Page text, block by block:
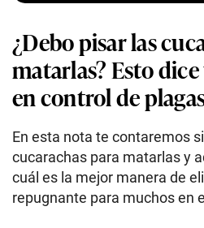
¿Debo pisar las
matarlas? Esto
en control de
En esta nota te contaremos
cucarachas para matarlas y
cuál es la mejor manera de
repugnante para muchos en